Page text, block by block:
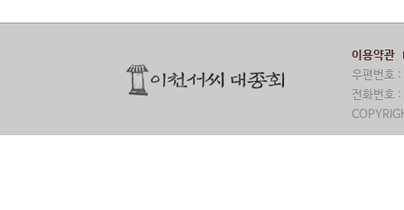
이용약관
우편번호
전화번